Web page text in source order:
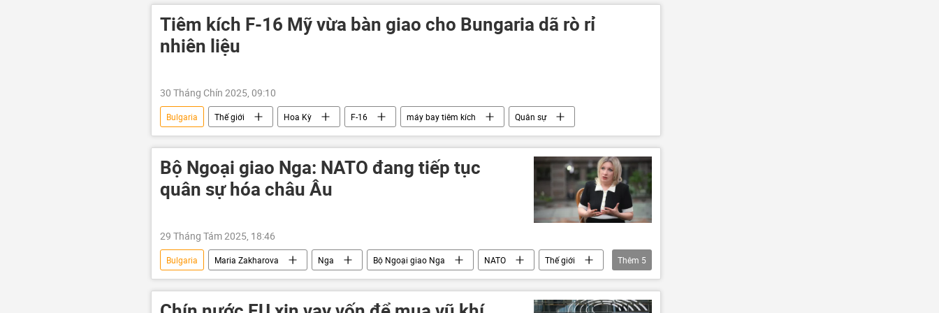
Vladimir Putin
giá khí đốt Hoa Kỳ
Tiêm kích F-16 Mỹ vừa bàn giao cho Bungaria dã rò rỉ
nhiên liệu
30 Tháng Chín 2025, 09:10
Bulgaria Thế giới Hoa Kỳ F-16 máy bay tiêm kích Quân sự
Bộ Ngoại giao Nga: NATO đang tiếp tục
quân sự hóa châu Âu
29 Tháng Tám 2025, 18:46
Bulgaria Maria Zakharova Nga Bộ Ngoại giao Nga NATO
Thế giới
Chính trị
Quân sự Châu Âu phương Tây Phần Lan
Thêm 5